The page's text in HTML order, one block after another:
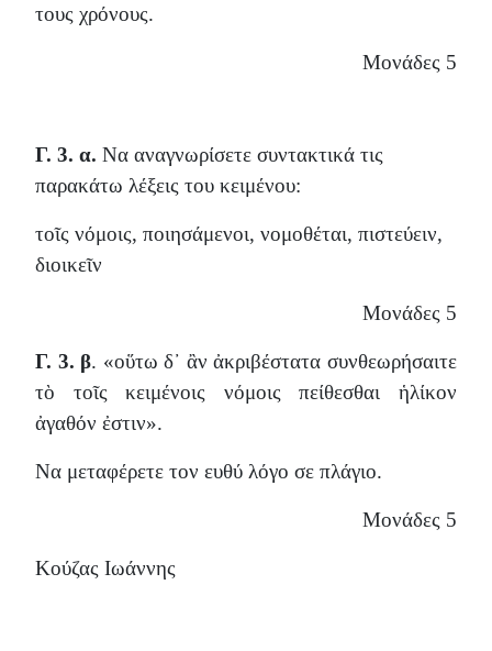
τους χρόνους.
Μονάδες 5
Γ. 3. α. Να αναγνωρίσετε συντακτικά τις
παρακάτω λέξεις του κειμένου:
τοῖς νόμοις, ποιησάμενοι, νομοθέται, πιστεύειν,
διοικεῖν
Μονάδες 5
Γ. 3. β. «οὕτω δ᾽ ἂν ἀκριβέστατα συνθεωρήσαιτε
τὸ τοῖς κειμένοις νόμοις πείθεσθαι ἡλίκον
ἀγαθόν ἐστιν».
Να μεταφέρετε τον ευθύ λόγο σε πλάγιο.
Μονάδες 5
Κούζας Ιωάννης